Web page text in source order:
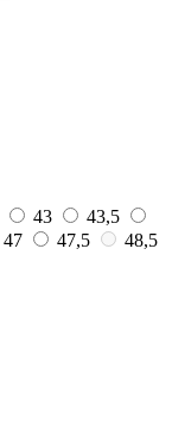
43
43,5
47 47,5
48,5